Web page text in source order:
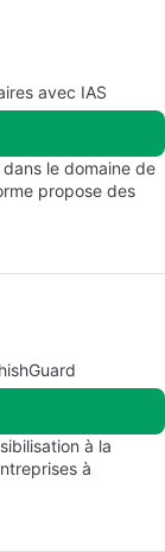
avec IAS
le domaine de
propose des
à la
à